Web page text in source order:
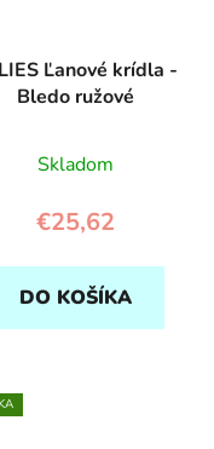
Ľanové krídla -
Bledo ružové
Skladom
€25,62
DO KOŠÍKA